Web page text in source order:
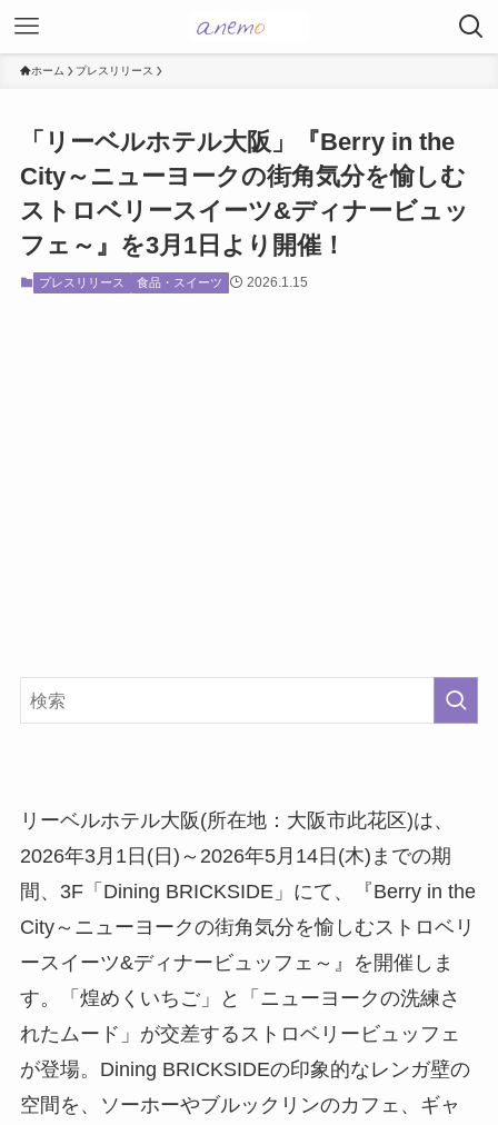
ホーム プレスリリース
「リーベルホテル大阪」『Berry in the
City～ニューヨークの街角気分を愉しむ
ストロベリースイーツ&ディナービュッ
フェ～』を3月1日より開催！
プレスリリース 食品・スイーツ 2026.1.15
リーベルホテル大阪(所在地：大阪市此花区)は、
2026年3月1日(日)～2026年5月14日(木)までの期
間、3F「Dining BRICKSIDE」にて、『Berry in the
City～ニューヨークの街角気分を愉しむストロベリ
ースイーツ&ディナービュッフェ～』を開催しま
す。「煌めくいちご」と「ニューヨークの洗練さ
れたムード」が交差するストロベリービュッフェ
が登場。Dining BRICKSIDEの印象的なレンガ壁の
空間を、ソーホーやブルックリンのカフェ、ギャ